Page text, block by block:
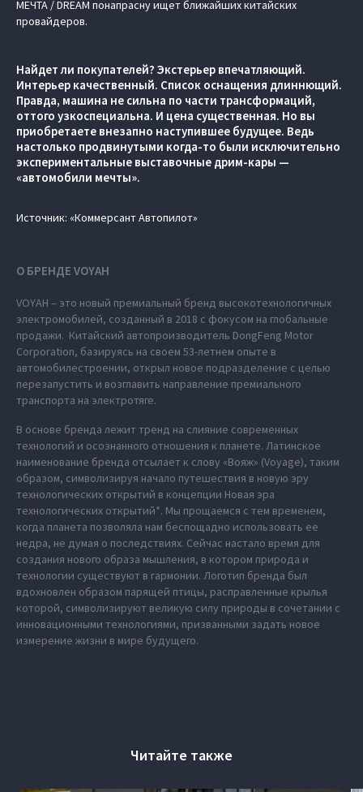
МЕЧТА / DREAM понапрасну ищет ближайших китайских
провайдеров.
Найдет ли покупателей? Экстерьер впечатляющий.
Интерьер качественный. Список оснащения длиннющий.
Правда, машина не сильна по части трансформаций,
оттого узкоспециальна. И цена существенная. Но вы
приобретаете внезапно наступившее будущее. Ведь
настолько продвинутыми когда-то были исключительно
экспериментальные выставочные дрим-кары —
«автомобили мечты».
Источник: «Коммерсант Автопилот»
О БРЕНДЕ VOYAH
VOYAH – это новый премиальный бренд высокотехнологичных
электромобилей, созданный в 2018 с фокусом на глобальные
продажи. Китайский автопроизводитель DongFeng Motor
Corporation, базируясь на своем 53-летнем опыте в
автомобилестроении, открыл новое подразделение с целью
перезапустить и возглавить направление премиального
транспорта на электротяге.
В основе бренда лежит тренд на слияние современных
технологий и осознанного отношения к планете. Латинское
наименование бренда отсылает к слову «Вояж» (Voyage), таким
образом, символизируя начало путешествия в новую эру
технологических открытий в концепции Новая эра
технологических открытий*. Мы прощаемся с тем временем,
когда планета позволяла нам беспощадно использовать ее
недра, не думая о последствиях. Сейчас настало время для
создания нового образа мышления, в котором природа и
технологии существуют в гармонии. Логотип бренда был
вдохновлен образом парящей птицы, расправленные крылья
которой, символизируют великую силу природы в сочетании с
инновационными технологиями, призванными задать новое
измерение жизни в мире будущего.
Читайте также